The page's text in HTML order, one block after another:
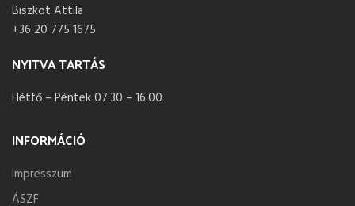
Biszkot Attila
+36 20 775 1675
NYITVA TARTÁS
Hétfő – Péntek 07:30 – 16:00
INFORMÁCIÓ
Impresszum
ÁSZF